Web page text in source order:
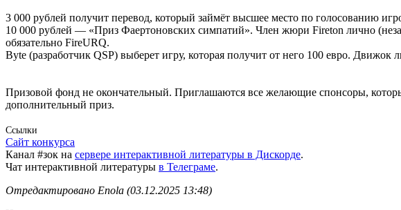
3 000 рублей получит перевод, который займёт высшее место по голосованию
10 000 рублей — «Приз Фаертоновских симпатий». Член жюри Fireton лично
обязательно FireURQ.
Byte (разработчик QSP) выберет игру, которая получит от него 100 евро. Движок
Призовой фонд не окончательный. Приглашаются все желающие спонсоры,
дополнительный приз.
Ссылки
Сайт конкурса
Канал #зок на сервере интерактивной литературы в Дискорде.
Чат интерактивной литературы в Телеграме.
Отредактировано Enola (03.12.2025 13:48)